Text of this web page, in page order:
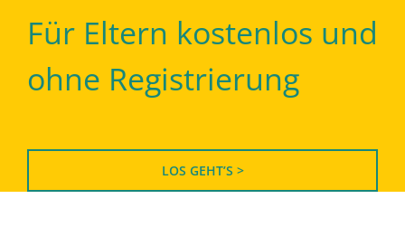
Für Eltern kostenlos und
ohne Registrierung
LOS GEHT’S >